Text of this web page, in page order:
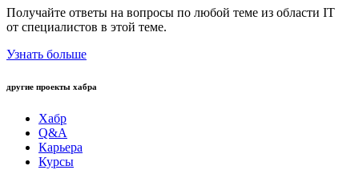
Получайте ответы на вопросы по любой теме из области IT
от специалистов в этой теме.
Узнать больше
другие проекты хабра
Хабр
Q&A
Карьера
Курсы